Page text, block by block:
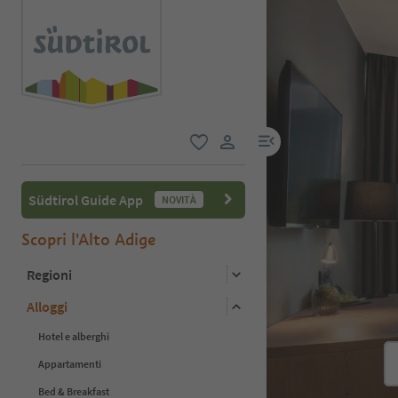
user link
menu link
Südtirol Guide App NOVITÀ
Scopri l'Alto Adige
Regioni
Alloggi
Hotel e alberghi
Appartamenti
Bed & Breakfast